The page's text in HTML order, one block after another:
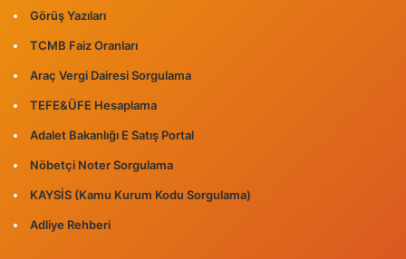
Görüş Yazıları
TCMB Faiz Oranları
Araç Vergi Dairesi Sorgulama
TEFE&ÜFE Hesaplama
Adalet Bakanlığı E Satış Portal
Nöbetçi Noter Sorgulama
KAYSİS (Kamu Kurum Kodu Sorgulama)
Adliye Rehberi